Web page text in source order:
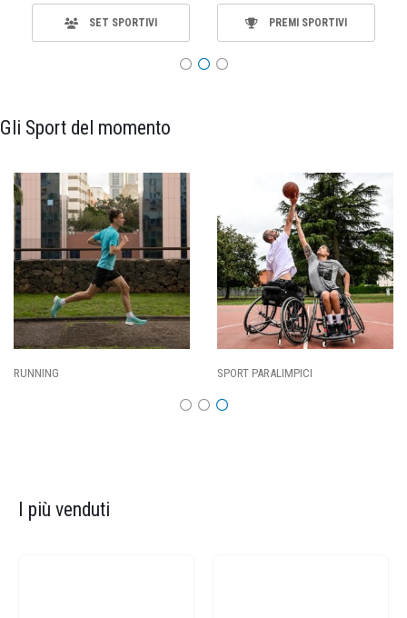
SET SPORTIVI PREMI SPORTIVI
Gli Sport del momento
SPORT PARALIMPICI
I più venduti